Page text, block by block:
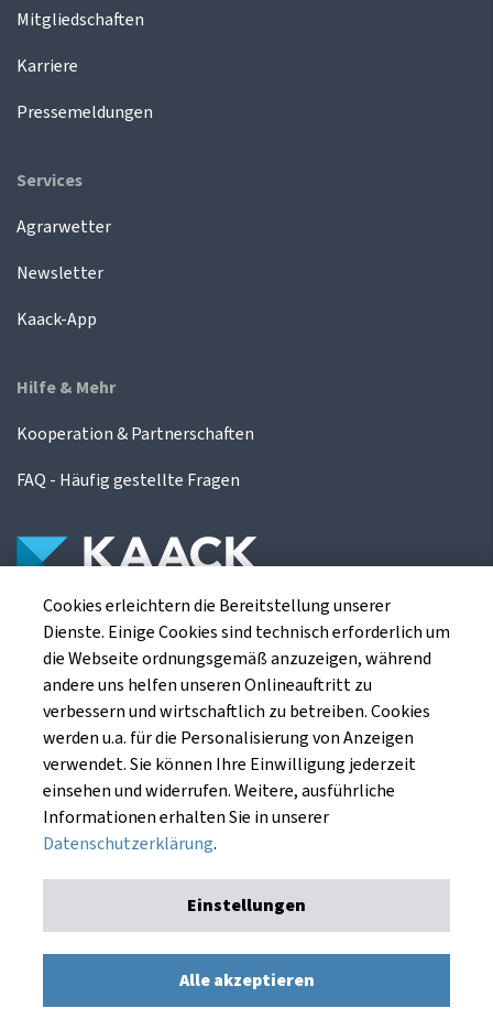
Mitgliedschaften
Karriere
Pressemeldungen
Services
Agrarwetter
Newsletter
Kaack-App
Hilfe & Mehr
Kooperation & Partnerschaften
FAQ - Häufig gestellte Fragen
Die Kaack Terminhandel GmbH ist ein
Finanzdienstleistungsinstitut für die europäischen
Agrarterminbörsen.
Kaack Terminhandel GmbH
Am Markt 8
49661 Cloppenburg
Datenschutzerklärung
Cookies erleichtern die Bereitstellung unserer
Dienste. Einige Cookies sind technisch erforderlich um
die Webseite ordnungsgemäß anzuzeigen, während
andere uns helfen unseren Onlineauftritt zu
verbessern und wirtschaftlich zu betreiben. Cookies
werden u.a. für die Personalisierung von Anzeigen
verwendet. Sie können Ihre Einwilligung jederzeit
einsehen und widerrufen. Weitere, ausführliche
Informationen erhalten Sie in unserer
Datenschutzerklärung.
Einstellungen
Alle akzeptieren